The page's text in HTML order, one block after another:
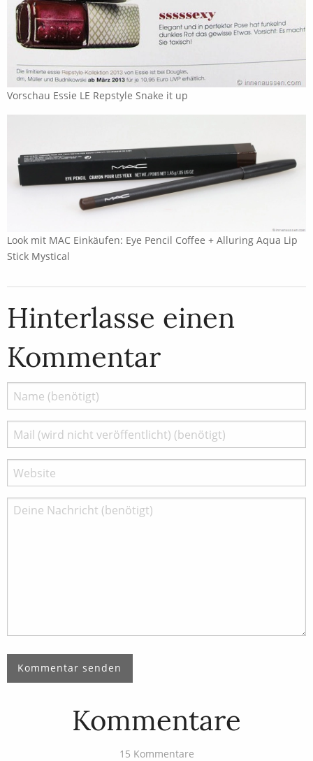
Vorschau Essie LE Repstyle Snake it up
Look mit MAC Einkäufen: Eye Pencil Coffee + Alluring Aqua Lip
Stick Mystical
Hinterlasse einen
Kommentar
Kommentare
15 Kommentare